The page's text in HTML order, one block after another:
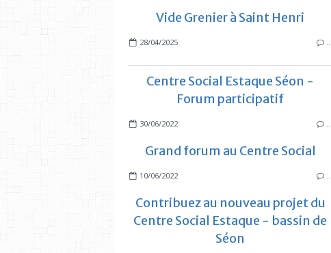
Vide Grenier à Saint Henri
28/04/2025
Centre Social Estaque Séon -
Forum participatif
30/06/2022
Grand forum au Centre Social
10/06/2022
Contribuez au nouveau projet du
Centre Social Estaque - bassin de
Séon